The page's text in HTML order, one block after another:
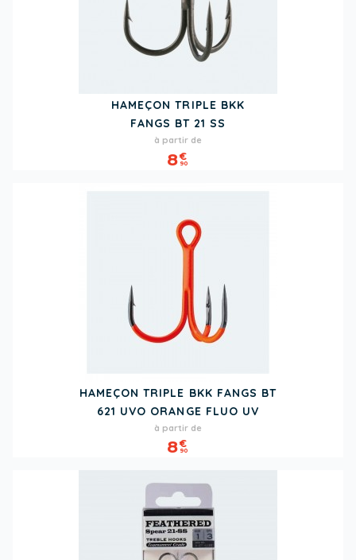
HAMEÇON TRIPLE BKK
FANGS BT 21 SS
Prix
à partir de
8€
90
HAMEÇON TRIPLE BKK FANGS BT
621 UVO ORANGE FLUO UV
Prix
à partir de
8€
90